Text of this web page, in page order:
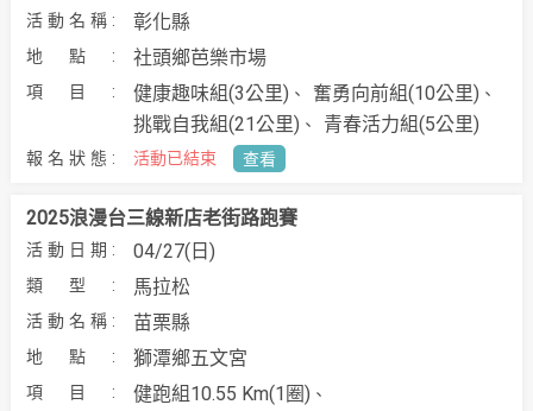
彰化縣
社頭鄉芭樂市場
健康趣味組(3公里)
奮勇向前組(10公里)
挑戰自我組(21公里)
青春活力組(5公里)
活動已結束 查看
04/27(日)
馬拉松
苗栗縣
2025浪漫台三線新店老街路跑賽
獅潭鄉五文宮
健跑組10.55 Km(1圈)